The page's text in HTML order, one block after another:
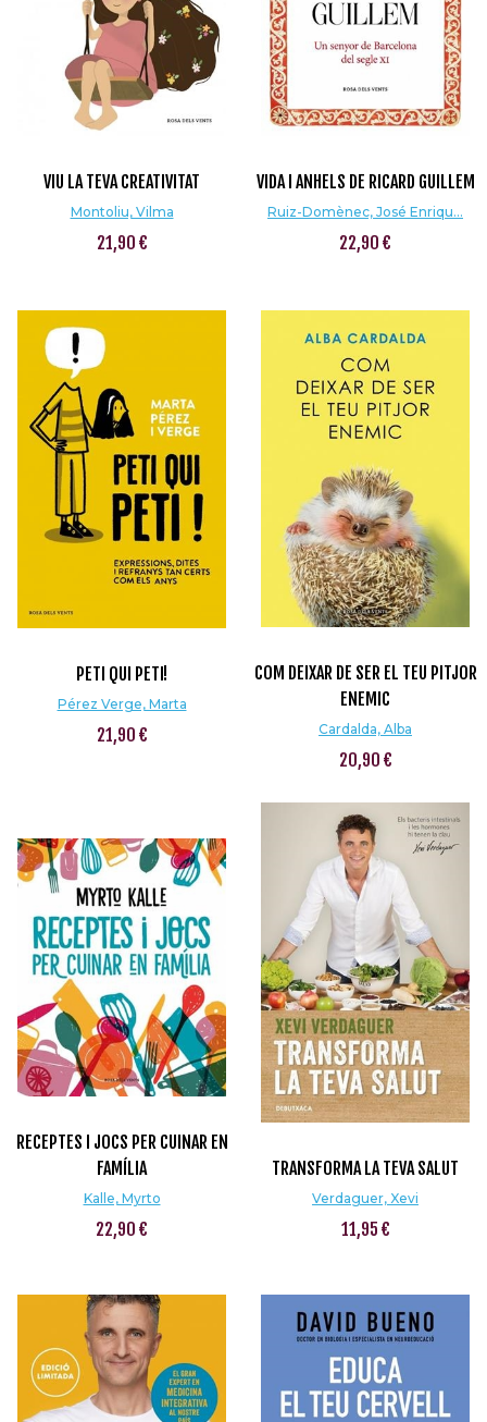
VIU LA TEVA CREATIVITAT
Montoliu, Vilma
21,90 €
VIDA I ANHELS DE RICARD GUILLEM
Ruiz-Domènec, José Enriqu...
22,90 €
PETI QUI PETI!
Pérez Verge, Marta
21,90 €
COM DEIXAR DE SER EL TEU PITJOR
ENEMIC
Cardalda, Alba
20,90 €
RECEPTES I JOCS PER CUINAR EN
FAMÍLIA
Kalle, Myrto
22,90 €
TRANSFORMA LA TEVA SALUT
Verdaguer, Xevi
11,95 €